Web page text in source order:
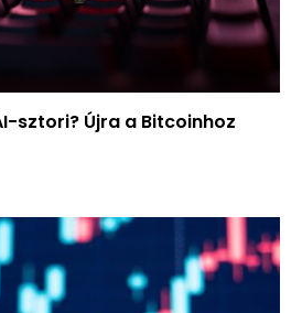
sztori? Újra a Bitcoinhoz